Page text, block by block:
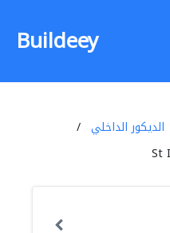
Buildeey
الديكور الداخلي
St